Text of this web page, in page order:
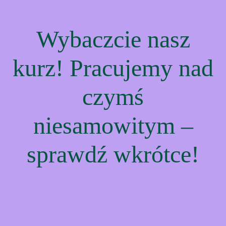
Wybaczcie nasz
kurz! Pracujemy nad
czymś
niesamowitym –
sprawdź wkrótce!